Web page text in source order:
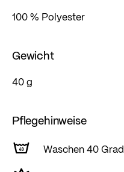
100 % Polyester
Gewicht
40 g
Pflegehinweise
Waschen 40 Grad